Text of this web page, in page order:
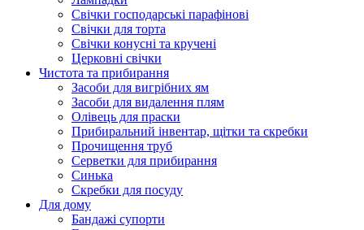
Свічки господарські парафінові
Свічки для торта
Свічки конусні та кручені
Церковні свічки
Чистота та прибирання
Засоби для вигрібних ям
Засоби для видалення плям
Олівець для праски
Прибиральний інвентар, щітки та скребки
Прочищення труб
Серветки для прибирання
Синька
Скребки для посуду
Для дому
Бандажі супорти